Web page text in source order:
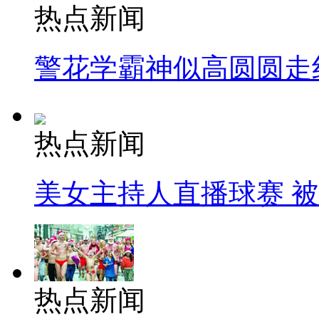
热点新闻
警花学霸神似高圆圆走
热点新闻
美女主持人直播球赛
热点新闻